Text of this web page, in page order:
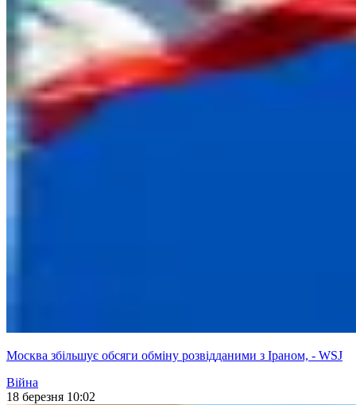
Москва збільшує обсяги обміну розвідданими з Іраном, - WSJ
Війна
18 березня 10:02